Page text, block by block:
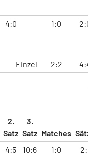
4:0 1:0 2:0
Einzel 2:2
4:4
2.
Satz
3.
Satz Matches Sätze
4:5 10:6 1:0 2:1